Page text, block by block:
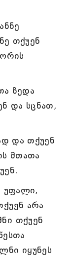
თქუენ
ზედა
და სცნათ,
და თქუენ
მთათა
უფალი,
არა
თქუენ
იყუნეს